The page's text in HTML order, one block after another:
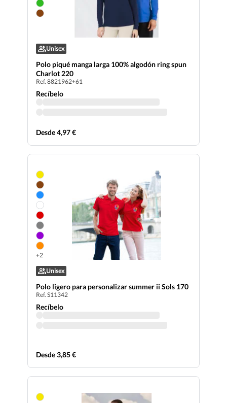
Unisex
Polo piqué manga larga 100% algodón ring spun
Charlot 220
Ref. 8821962+61
Recíbelo
Desde 4,97 €
+2
Unisex
Polo ligero para personalizar summer ii Sols 170
Ref. S11342
Recíbelo
Desde 3,85 €